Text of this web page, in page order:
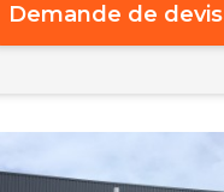
Demande de devis